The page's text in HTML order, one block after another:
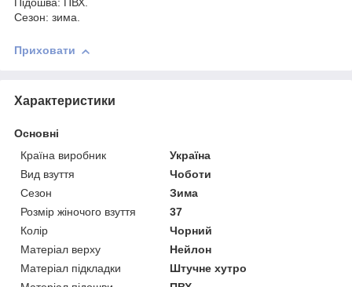
Сезон: зима.
Приховати
Характеристики
Основні
Країна виробник
Україна
Вид взуття
Чоботи
Сезон
Зима
Розмір жіночого взуття
37
Колір
Чорний
Матеріал верху
Нейлон
Матеріал підкладки
Штучне хутро